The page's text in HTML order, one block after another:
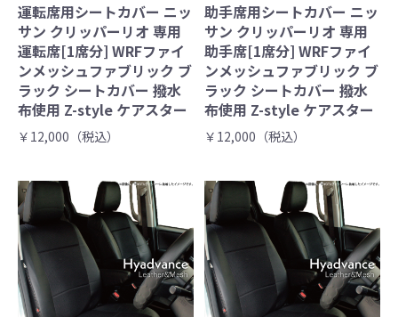
運転席用シートカバー ニッ
サン クリッパーリオ 専用
運転席[1席分] WRFファイ
ンメッシュファブリック ブ
ラック シートカバー 撥水
布使用 Z-style ケアスター
￥12,000（税込）
助手席用シートカバー ニッ
サン クリッパーリオ 専用
助手席[1席分] WRFファイ
ンメッシュファブリック ブ
ラック シートカバー 撥水
布使用 Z-style ケアスター
￥12,000（税込）